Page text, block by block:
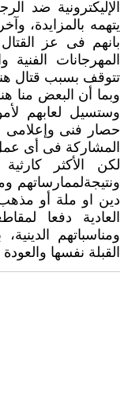
الإليكترونية ضد
يتهمه بالمزايدة،
بانهم فى عز
المهرجانات
تتوقف بسبب قتال
وبما أن البعض منا
وستسيل لعابهم
حصار فنى
المشاركة فى أى
لكن الأكثر
ونتيجةلممارساتهم
دين او ملة أو
العادية دفعا
ومناسباتهم
القبلة نفسها